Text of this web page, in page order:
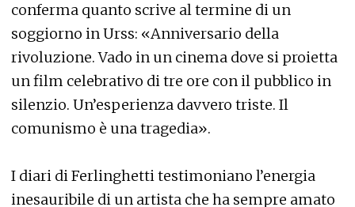
conferma quanto scrive al termine di un
soggiorno in Urss: «Anniversario della
rivoluzione. Vado in un cinema dove si proietta
un film celebrativo di tre ore con il pubblico in
silenzio. Un’esperienza davvero triste. Il
comunismo è una tragedia».
I diari di Ferlinghetti testimoniano l’energia
inesauribile di un artista che ha sempre amato